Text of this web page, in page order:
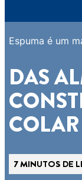
Espuma é um
DAS
7 MINUTOS DE